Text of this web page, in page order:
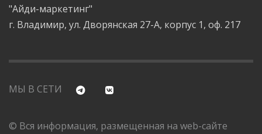
"Айди-маркетинг"
г. Владимир, ул. Дворянская 27-А, корпус 1, оф. 217
МЫ В СЕТИ
© Вся информация, размещенная на web-сайте